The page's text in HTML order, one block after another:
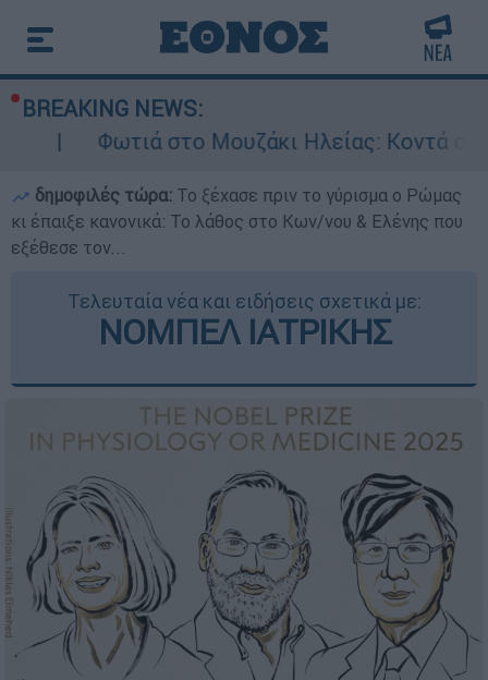
BREAKING NEWS:
στο Μουζάκι Ηλείας: Κοντά στην είσοδο
δημοφιλές τώρα: Το ξέχασε πριν το γύρισμα ο Ρώμας
κι έπαιξε κανονικά: Το λάθος στο Κων/νου & Ελένης που
εξέθεσε τον...
Τελευταία νέα και ειδήσεις σχετικά με:
ΝΟΜΠΕΛ ΙΑΤΡΙΚΗΣ